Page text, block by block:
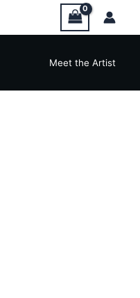
Meet the Artist